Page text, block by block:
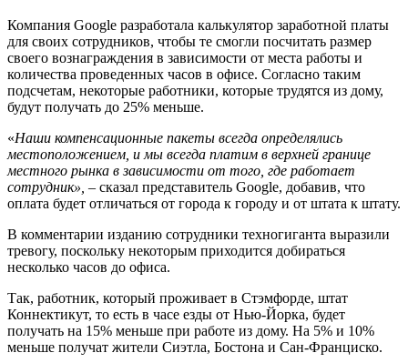
Компания Google разработала калькулятор заработной платы
для своих сотрудников, чтобы те смогли посчитать размер
своего вознаграждения в зависимости от места работы и
количества проведенных часов в офисе. Согласно таким
подсчетам, некоторые работники, которые трудятся из дому,
будут получать до 25% меньше.
«Наши компенсационные пакеты всегда определялись
местоположением, и мы всегда платим в верхней границе
местного рынка в зависимости от того, где работает
сотрудник», – сказал представитель Google, добавив, что
оплата будет отличаться от города к городу и от штата к штату.
В комментарии изданию сотрудники техногиганта выразили
тревогу, поскольку некоторым приходится добираться
несколько часов до офиса.
Так, работник, который проживает в Стэмфорде, штат
Коннектикут, то есть в часе езды от Нью-Йорка, будет
получать на 15% меньше при работе из дому. На 5% и 10%
меньше получат жители Сиэтла, Бостона и Сан-Франциско.